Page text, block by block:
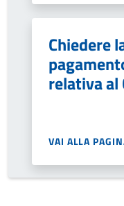
Chiedere
relativa al
VAI ALLA